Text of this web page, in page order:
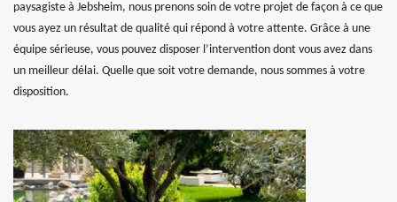
paysagiste à Jebsheim, nous prenons soin de votre projet de façon à ce que
vous ayez un résultat de qualité qui répond à votre attente. Grâce à une
équipe sérieuse, vous pouvez disposer l’intervention dont vous avez dans
un meilleur délai. Quelle que soit votre demande, nous sommes à votre
disposition.